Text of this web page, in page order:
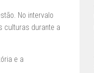
No intervalo
culturas durante a
e a